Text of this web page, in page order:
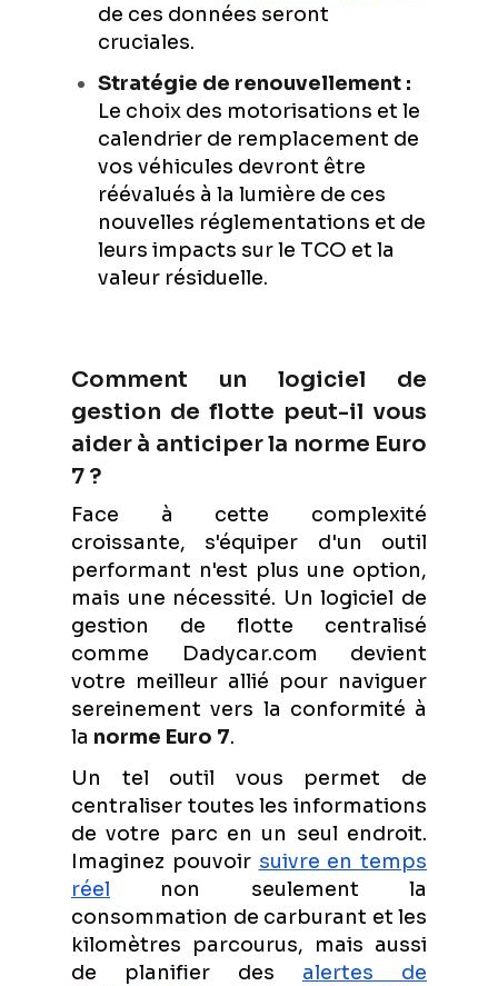
de ces données seront
cruciales.
Stratégie de renouvellement :
Le choix des motorisations et le
calendrier de remplacement de
vos véhicules devront être
réévalués à la lumière de ces
nouvelles réglementations et de
leurs impacts sur le TCO et la
valeur résiduelle.
Comment un logiciel de
gestion de flotte peut-il vous
aider à anticiper la norme Euro
7 ?
Face à cette complexité
croissante, s'équiper d'un outil
performant n'est plus une option,
mais une nécessité. Un logiciel de
gestion de flotte centralisé
comme Dadycar.com devient
votre meilleur allié pour naviguer
sereinement vers la conformité à
la norme Euro 7.
Un tel outil vous permet de
centraliser toutes les informations
de votre parc en un seul endroit.
Imaginez pouvoir suivre en temps
réel non seulement la
consommation de carburant et les
kilomètres parcourus, mais aussi
de planifier des alertes de